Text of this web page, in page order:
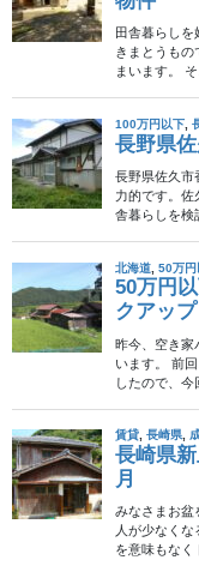
コ
ン
ス
キ
ッ
プ
ナ
ビ
ン
に
移
動
HOME 関東エリア
成約済み
2012
不動産
茨城
180
大きな三角屋根がなん
いので、そこそこ便利
投